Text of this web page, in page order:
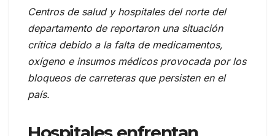
Centros de salud y hospitales del norte del
departamento de reportaron una situación
crítica debido a la falta de medicamentos,
oxígeno e insumos médicos provocada por los
bloqueos de carreteras que persisten en el
país.